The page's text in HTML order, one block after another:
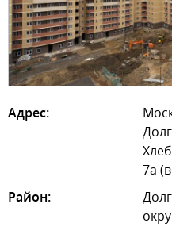
Адрес:
7а
Район: